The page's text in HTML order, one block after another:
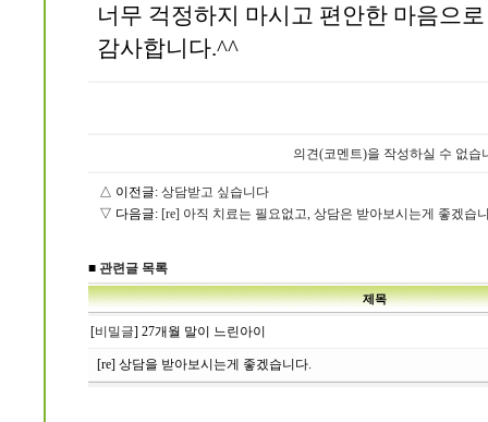
너무 걱정하지 마시고 편안한 마음으
감사합니다.^^
의견(코멘트)을 작성하실 수 없습
△ 이전글: 상담받고 싶습니다
▽ 다음글: [re] 아직 치료는 필요없고, 상담은 받아보시는게 좋겠습
■ 관련글 목록
제목
[비밀글] 27개월 말이 느린아이
[re] 상담을 받아보시는게 좋겠습니다.